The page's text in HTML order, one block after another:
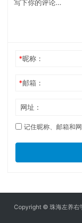
*昵称：
*邮箱：
网址：
记住昵称、邮箱和
Copyright © 珠海左养右